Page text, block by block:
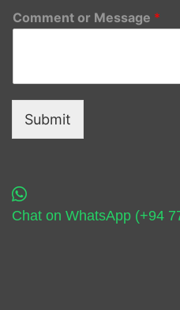
Comment or Message *
Submit
Chat on WhatsApp (+94